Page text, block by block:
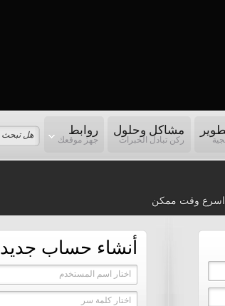
مشاكل وحلول
ركن تبادل الخبرات
روابط
جهز موقعك
اسرع وقت ممكن
أنشاء حساب جديد
اختار اسم المستخدم
اختار كلمة سر